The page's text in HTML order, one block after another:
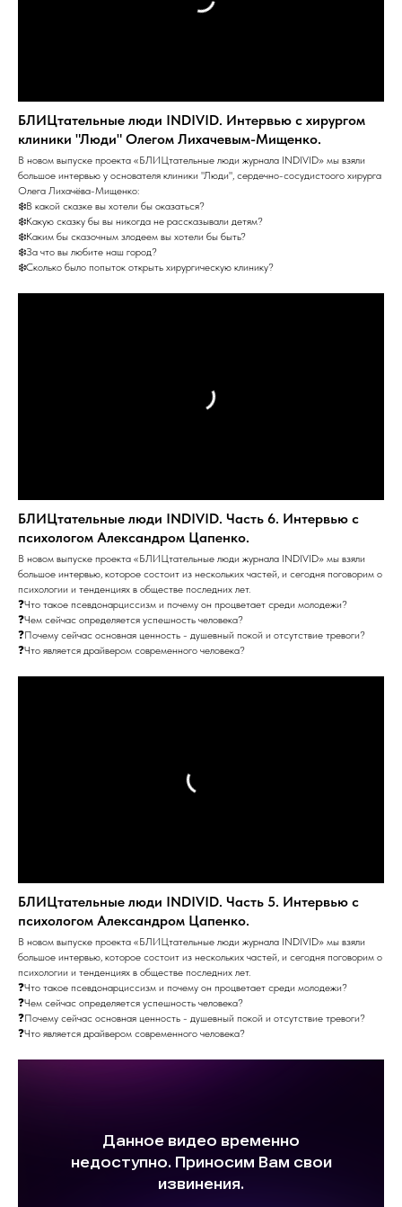
БЛИЦтательные люди INDIVID. Интервью с хирургом
клиники "Люди" Олегом Лихачевым-Мищенко.
В новом выпуске проекта «БЛИЦтательные люди журнала INDIVID» мы взяли
большое интервью у основателя клиники "Люди", сердечно-сосудистоого хирурга
Олега Лихачёва-Мищенко:
❄️В какой сказке вы хотели бы оказаться?
❄️Какую сказку бы вы никогда не рассказывали детям?
❄️Каким бы сказочным злодеем вы хотели бы быть?
❄️За что вы любите наш город?
❄️Сколько было попыток открыть хирургическую клинику?
БЛИЦтательные люди INDIVID. Часть 6. Интервью с
психологом Александром Цапенко.
В новом выпуске проекта «БЛИЦтательные люди журнала INDIVID» мы взяли
большое интервью, которое состоит из нескольких частей, и сегодня поговорим о
психологии и тенденциях в обществе последних лет.
❓Что такое псевдонарциссизм и почему он процветает среди молодежи?
❓Чем сейчас определяется успешность человека?
❓Почему сейчас основная ценность - душевный покой и отсутствие тревоги?
❓Что является драйвером современного человека?
БЛИЦтательные люди INDIVID. Часть 5. Интервью с
психологом Александром Цапенко.
В новом выпуске проекта «БЛИЦтательные люди журнала INDIVID» мы взяли
большое интервью, которое состоит из нескольких частей, и сегодня поговорим о
психологии и тенденциях в обществе последних лет.
❓Что такое псевдонарциссизм и почему он процветает среди молодежи?
❓Чем сейчас определяется успешность человека?
❓Почему сейчас основная ценность - душевный покой и отсутствие тревоги?
❓Что является драйвером современного человека?